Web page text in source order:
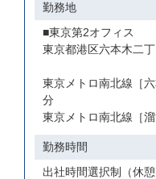
勤務地
■東京第2オフィス
東京都港区六本木二
東京メトロ南北線［
分
東京メトロ南北線［
勤務時間
出社時間選択制（休